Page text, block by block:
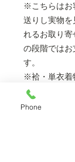
※こちらはお
送りし実物を
れるお取り
の段階ではお
す。
※袷・単衣着
立てできます
フルレング
Phone